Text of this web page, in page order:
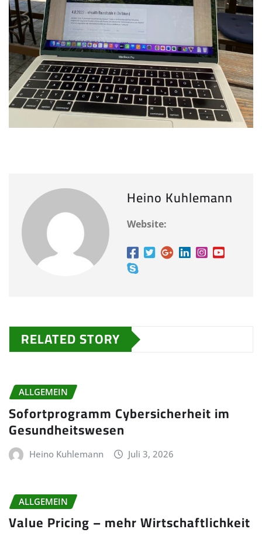
Heino Kuhlemann
Website:
RELATED STORY
ALLGEMEIN
Sofortprogramm Cybersicherheit im
Gesundheitswesen
Heino Kuhlemann Juli 3, 2026
ALLGEMEIN
Value Pricing – mehr Wirtschaftlichkeit